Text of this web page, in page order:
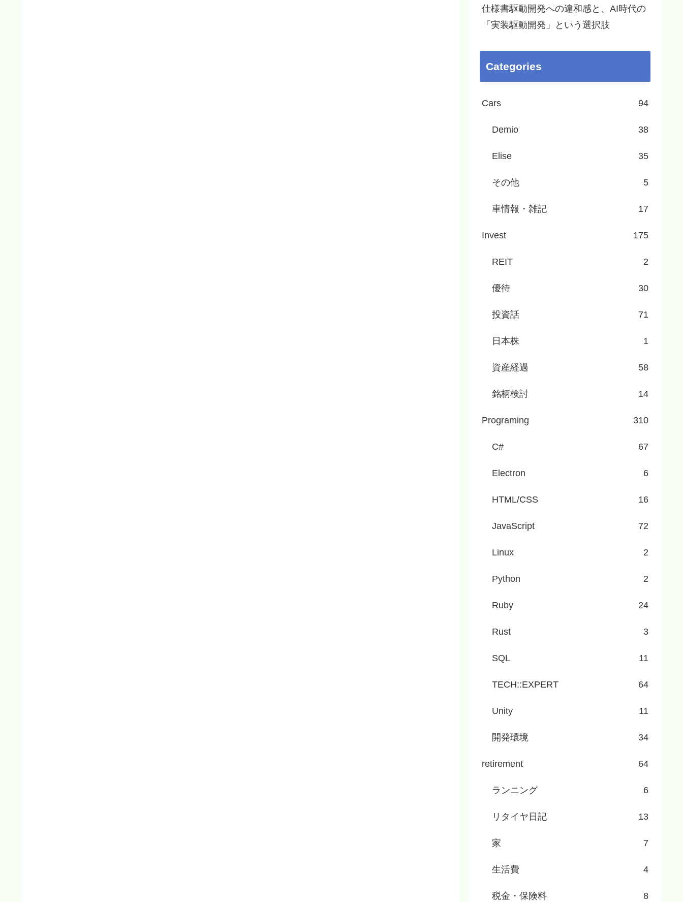
仕様書駆動開発への違和感と、AI時代の
「実装駆動開発」という選択肢
Categories
Cars 94
Demio 38
Elise 35
その他 5
車情報・雑記 17
Invest 175
REIT 2
優待 30
投資話 71
日本株 1
資産経過 58
銘柄検討 14
Programing 310
C# 67
Electron 6
HTML/CSS 16
JavaScript 72
Linux 2
Python 2
Ruby 24
Rust 3
SQL 11
TECH::EXPERT 64
Unity 11
開発環境 34
retirement 64
ランニング 6
リタイヤ日記 13
家 7
生活費 4
税金・保険料 8